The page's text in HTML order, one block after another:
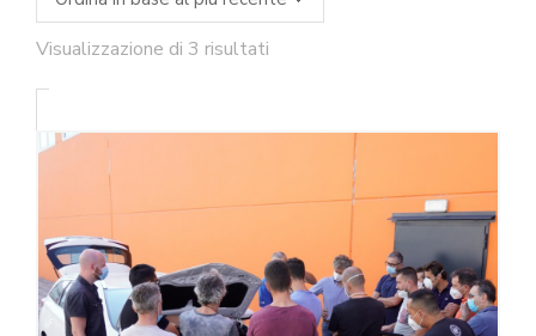
Visualizzazione di 3 risultati